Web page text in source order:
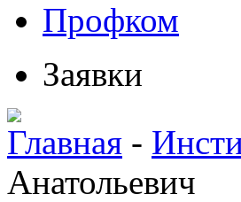
Профком
Заявки
Главная -
Анатольевич